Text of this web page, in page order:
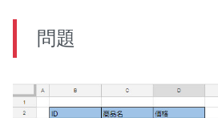
問題